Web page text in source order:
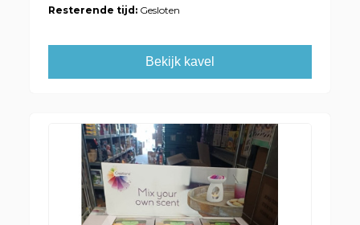
Resterende tijd: Gesloten
Bekijk kavel